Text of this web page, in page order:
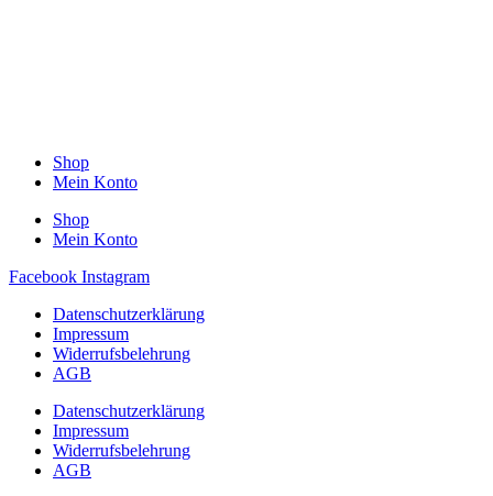
Shop
Mein Konto
Shop
Mein Konto
Facebook Instagram
Datenschutzerklärung
Impressum
Widerrufsbelehrung
AGB
Datenschutzerklärung
Impressum
Widerrufsbelehrung
AGB